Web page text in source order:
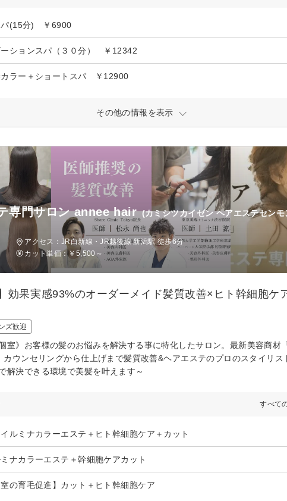
パ(15分) ￥6900
ーションスパ（３０分） ￥12342
カラー＋ショートスパ ￥12900
その他の情報を表示
専門サロン annee hair (カミシツカイゼン ヘアエステセン
アクセス：JR白新線・JR越後線 新潟駅 徒歩6分
カット単価：￥5,500～
効果実感93%のオーダーメイド髪質改善×ヒト幹細胞
ズ歓迎
室》お客様の髪のお悩みを解決する事に特化したサロン。最新美容商材
ウンセリングから仕上げまで髪質改善&ヘアエステのプロのスタイリス
解決できる環境で美髪を叶えます～
すべて
イルミナカラーエステ＋ヒト幹細胞ケア＋カット
ナカラーエステ＋幹細胞ケアカット
室の育毛促進】カット＋ヒト幹細胞ケア